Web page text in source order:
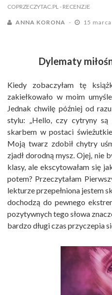
COPRZECZYTAC.PL - RECENZJE
ANNA KORONA 15
Dylematy
Kiedy zobaczyłam tę
zakiełkowało w moim
Jednak chwilę później od
stylu: „Hello, czy cytryny są
skarbem w postaci
Moją twarz zdobił chytry
zjadł dorodną mysz. Ojej, nie
klasy, ale ekscytowałam się
potem? Przeczytałam
lekturze przepełniona jestem
dochodzą do pewnego
pozytywnych tego słowa
bardzo długi czas przyczepia